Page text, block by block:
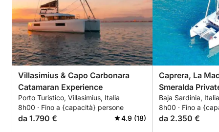
Villasimius & Capo Carbonara
Catamaran Experience
Porto Turistico, Villasimius, Italia
8h00 · Fino a {capacità} persone
da 1.790 € 4.9 (18)
Caprera, La
Smeralda
Baja Sardinia, Italia
8h00 · Fino a
da 2.350 €